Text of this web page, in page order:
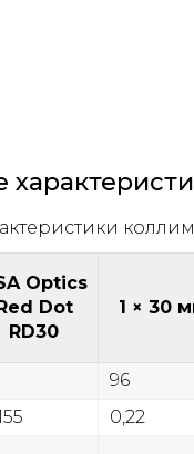
Optics
Red Dot
RD30
1 × 30
96
0,22